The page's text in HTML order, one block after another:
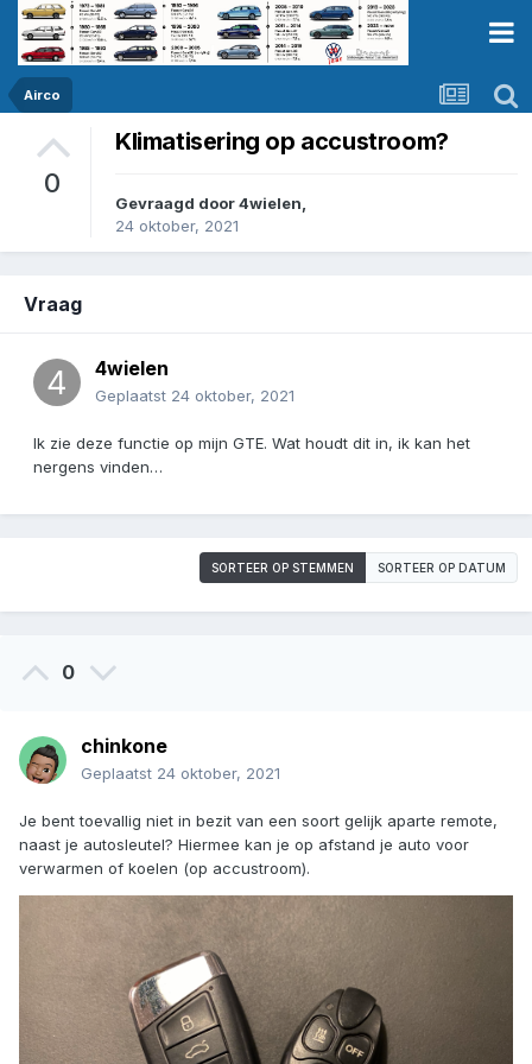
Airco
0
Klimatisering op accustroom?
Gevraagd door4wielen,
24 oktober, 2021
Vraag
4wielen
Geplaatst 24 oktober, 2021
Ik zie deze functie op mijn GTE. Wat houdt dit in, ik kan het
nergens vinden…
SORTEER OP STEMMEN SORTEER OP DATUM
0
chinkone
Geplaatst 24 oktober, 2021
Je bent toevallig niet in bezit van een soort gelijk aparte remote,
naast je autosleutel? Hiermee kan je op afstand je auto voor
verwarmen of koelen (op accustroom).